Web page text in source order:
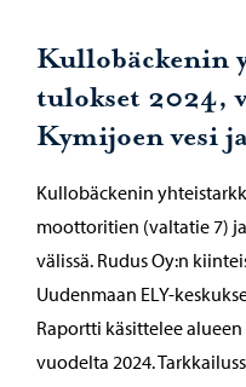
Kullobäckenin
tulokset 2024,
Kymijoen vesi
Kullobäckenin
moottoritien (valtatie 7)
välissä. Rudus Oy:n
Uudenmaan ELY-
Raportti käsittelee
vuodelta 2024.